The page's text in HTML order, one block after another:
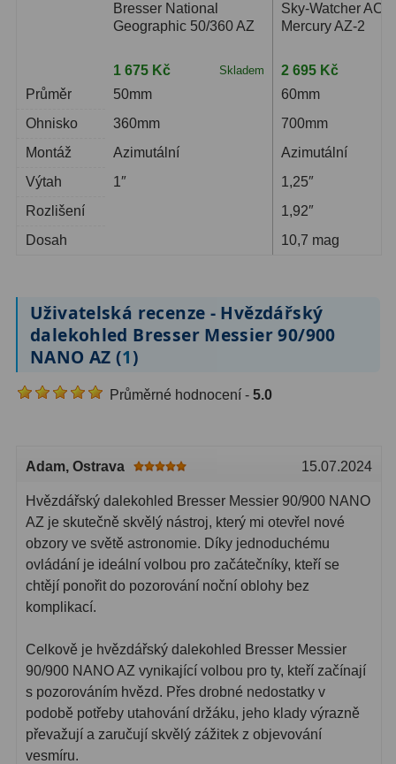
Průměr
Ohnisko
Montáž
Výtah
Rozlišení
Dosah
Bresser National
Geographic 50/360 AZ
1 675 Kč Skladem
50mm
360mm
Azimutální
1″
Sky-Watcher AC
Mercury AZ-2
2 695 Kč
60mm
700mm
Azimutální
1,25″
1,92″
10,7 mag
Uživatelská recenze - Hvězdářský
dalekohled Bresser Messier 90/900
NANO AZ (1)
Průměrné hodnocení - 5.0
Adam, Ostrava 15.07.2024
Hvězdářský dalekohled Bresser Messier 90/900 NANO
AZ je skutečně skvělý nástroj, který mi otevřel nové
obzory ve světě astronomie. Díky jednoduchému
ovládání je ideální volbou pro začátečníky, kteří se
chtějí ponořit do pozorování noční oblohy bez
komplikací.
Celkově je hvězdářský dalekohled Bresser Messier
90/900 NANO AZ vynikající volbou pro ty, kteří začínají
s pozorováním hvězd. Přes drobné nedostatky v
podobě potřeby utahování držáku, jeho klady výrazně
převažují a zaručují skvělý zážitek z objevování
vesmíru.